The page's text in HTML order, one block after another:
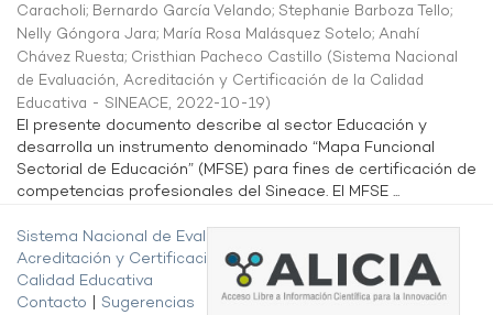
Caracholi; Bernardo García Velando; Stephanie Barboza Tello;
Nelly Góngora Jara; María Rosa Malásquez Sotelo; Anahí
Chávez Ruesta; Cristhian Pacheco Castillo (Sistema Nacional
de Evaluación, Acreditación y Certificación de la Calidad
Educativa - SINEACE, 2022-10-19)
El presente documento describe al sector Educación y
desarrolla un instrumento denominado “Mapa Funcional
Sectorial de Educación” (MFSE) para fines de certificación de
competencias profesionales del Sineace. El MFSE ...
Sistema Nacional de Evaluación,
Acreditación y Certificación de la
Calidad Educativa
Contacto
Sugerencias